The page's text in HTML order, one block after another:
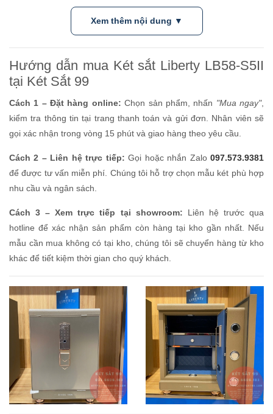
Xem thêm nội dung ▼
Hướng dẫn mua Két sắt Liberty LB58-S5II
tại Két Sắt 99
Cách 1 – Đặt hàng online: Chọn sản phẩm, nhấn "Mua ngay",
kiểm tra thông tin tại trang thanh toán và gửi đơn. Nhân viên sẽ
gọi xác nhận trong vòng 15 phút và giao hàng theo yêu cầu.
Cách 2 – Liên hệ trực tiếp: Gọi hoặc nhắn Zalo097.573.9381
để được tư vấn miễn phí. Chúng tôi hỗ trợ chọn mẫu két phù hợp
nhu cầu và ngân sách.
Cách 3 – Xem trực tiếp tại showroom: Liên hệ trước qua
hotline để xác nhận sản phẩm còn hàng tại kho gần nhất. Nếu
mẫu cần mua không có tại kho, chúng tôi sẽ chuyển hàng từ kho
khác để tiết kiệm thời gian cho quý khách.